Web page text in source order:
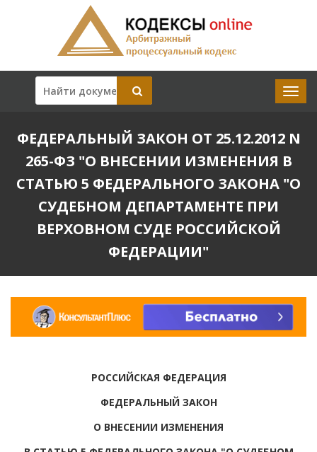
ФЕДЕРАЛЬНЫЙ ЗАКОН ОТ 25.12.2012 N
265-ФЗ "О ВНЕСЕНИИ ИЗМЕНЕНИЯ В
СТАТЬЮ 5 ФЕДЕРАЛЬНОГО ЗАКОНА "О
СУДЕБНОМ ДЕПАРТАМЕНТЕ ПРИ
ВЕРХОВНОМ СУДЕ РОССИЙСКОЙ
ФЕДЕРАЦИИ"
РОССИЙСКАЯ ФЕДЕРАЦИЯ
ФЕДЕРАЛЬНЫЙ ЗАКОН
О ВНЕСЕНИИ ИЗМЕНЕНИЯ